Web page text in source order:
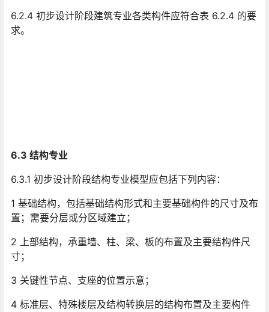
6.2.4 初步设计阶段建筑专业各类构件应符合表 6.2.4 的要
求。
6.3 结构专业
6.3.1 初步设计阶段结构专业模型应包括下列内容：
1 基础结构，包括基础结构形式和主要基础构件的尺寸及布
置；需要分层或分区域建立；
2 上部结构，承重墙、柱、梁、板的布置及主要结构件尺
寸；
3 关键性节点、支座的位置示意；
4 标准层、特殊楼层及结构转换层的结构布置及主要构件